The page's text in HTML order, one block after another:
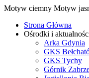
Motyw ciemny Motyw
Strona Główna
Ośrodki i
Arka Gdynia
GKS
GKS Tychy
Górnik